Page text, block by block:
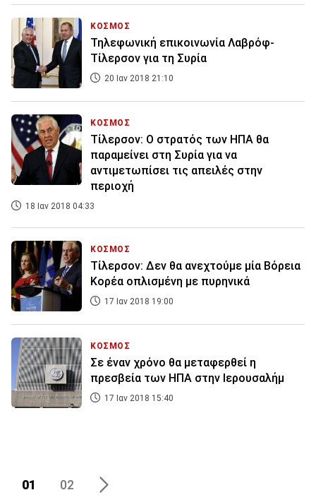
ΚΟΣΜΟΣ
Τηλεφωνική επικοινωνία Λαβρόφ-
Τίλερσον για τη Συρία
20 Ιαν 2018 21:10
ΚΟΣΜΟΣ
Τίλερσον: Ο στρατός των ΗΠΑ θα
παραμείνει στη Συρία για να
αντιμετωπίσει τις απειλές στην
περιοχή
18 Ιαν 2018 04:33
ΚΟΣΜΟΣ
Τίλερσον: Δεν θα ανεχτούμε μία Βόρεια
Κορέα οπλισμένη με πυρηνικά
17 Ιαν 2018 19:00
ΚΟΣΜΟΣ
Σε έναν χρόνο θα μεταφερθεί η
πρεσβεία των ΗΠΑ στην Ιερουσαλήμ
17 Ιαν 2018 15:40
01 02